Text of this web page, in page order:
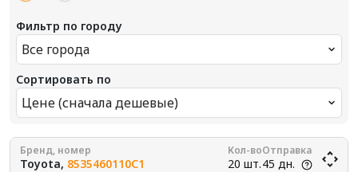
Фильтр по городу
Все города
Сортировать по
Цене (сначала дешевые)
Бренд, номер
Toyota, 8535460110C1
Кол-во
20 шт.
Отправка
45 дн.